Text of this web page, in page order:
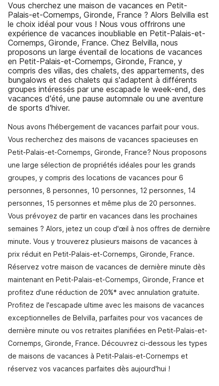
Vous cherchez une maison de vacances en Petit-
Palais-et-Cornemps, Gironde, France ? Alors Belvilla est
le choix idéal pour vous ! Nous vous offrirons une
expérience de vacances inoubliable en Petit-Palais-et-
Cornemps, Gironde, France. Chez Belvilla, nous
proposons un large éventail de locations de vacances
en Petit-Palais-et-Cornemps, Gironde, France, y
compris des villas, des chalets, des appartements, des
bungalows et des chalets qui s'adaptent à différents
groupes intéressés par une escapade le week-end, des
vacances d'été, une pause automnale ou une aventure
de sports d'hiver.
Nous avons l'hébergement de vacances parfait pour vous.
Vous recherchez des maisons de vacances spacieuses en
Petit-Palais-et-Cornemps, Gironde, France? Nous proposons
une large sélection de propriétés idéales pour les grands
groupes, y compris des locations de vacances pour 6
personnes, 8 personnes, 10 personnes, 12 personnes, 14
personnes, 15 personnes et même plus de 20 personnes.
Vous prévoyez de partir en vacances dans les prochaines
semaines ? Alors, jetez un coup d'œil à nos offres de dernière
minute. Vous y trouverez plusieurs maisons de vacances à
prix réduit en Petit-Palais-et-Cornemps, Gironde, France.
Réservez votre maison de vacances de dernière minute dès
maintenant en Petit-Palais-et-Cornemps, Gironde, France et
profitez d'une réduction de 20%* avec annulation gratuite.
Profitez de l'escapade ultime avec les maisons de vacances
exceptionnelles de Belvilla, parfaites pour vos vacances de
dernière minute ou vos retraites planifiées en Petit-Palais-et-
Cornemps, Gironde, France. Découvrez ci-dessous les types
de maisons de vacances à Petit-Palais-et-Cornemps et
réservez vos vacances parfaites dès aujourd'hui !